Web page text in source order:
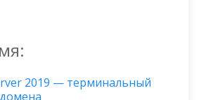
2019 — терминальный